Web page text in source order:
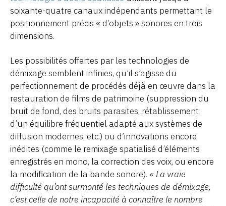
soixante-quatre canaux indépendants permettant le
positionnement précis « d’objets » sonores en trois
dimensions.
Les possibilités offertes par les technologies de
démixage semblent infinies, qu’il s’agisse du
perfectionnement de procédés déjà en œuvre dans la
restauration de films de patrimoine (suppression du
bruit de fond, des bruits parasites, rétablissement
d’un équilibre fréquentiel adapté aux systèmes de
diffusion modernes, etc.) ou d’innovations encore
inédites (comme le remixage spatialisé d’éléments
enregistrés en mono, la correction des voix, ou encore
la modification de la bande sonore). « La vraie
difficulté qu’ont surmonté les techniques de démixage,
c’est celle de notre incapacité à connaître le nombre